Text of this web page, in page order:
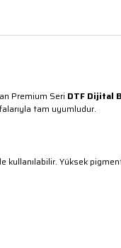
Premium Seri DTF Dijital
tam uyumludur.
kullanılabilir. Yüksek